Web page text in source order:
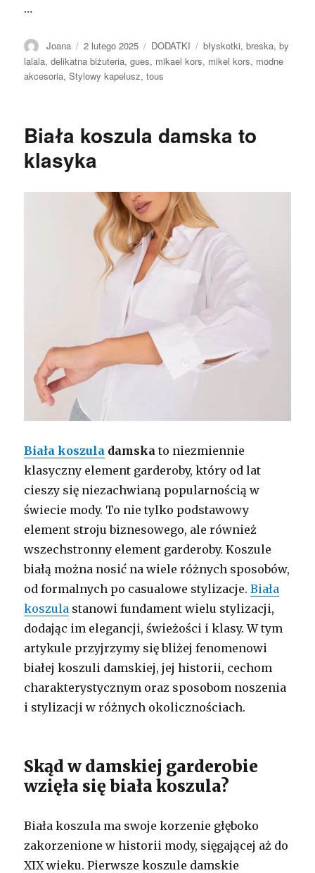
…
Autor
Joana Opublikowano
2 lutego 2025 Kategorie
DODATKI Tagi
błyskotki,breska,by
lalala,delikatna biżuteria,gues, mikael kors, mikel kors, modne
akcesoria,Stylowy kapelusz,tous
Biała koszula damska to
klasyka
Biała koszula damska to niezmiennie
klasyczny element garderoby, który od lat
cieszy się niezachwianą popularnością w
świecie mody. To nie tylko podstawowy
element stroju biznesowego, ale również
wszechstronny element garderoby. Koszule
białą można nosić na wiele różnych sposobów,
od formalnych po casualowe stylizacje.Biała
koszula stanowi fundament wielu stylizacji,
dodając im elegancji, świeżości i klasy. W tym
artykule przyjrzymy się bliżej fenomenowi
białej koszuli damskiej, jej historii, cechom
charakterystycznym oraz sposobom noszenia
i stylizacji w różnych okolicznościach.
Skąd w damskiej garderobie
wzięła się biała koszula?
Biała koszula ma swoje korzenie głęboko
zakorzenione w historii mody, sięgającej aż do
XIX wieku. Pierwsze koszule damskie